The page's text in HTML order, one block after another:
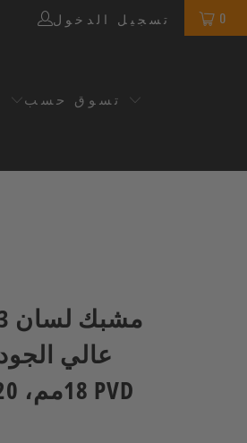
تسجيل الدخول 0
تسوق حسب